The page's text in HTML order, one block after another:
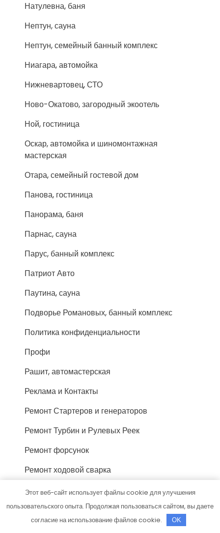
Натулевна, баня
Нептун, сауна
Нептун, семейный банный комплекс
Ниагара, автомойка
Нижневартовец, СТО
Ново-Окатово, загородный экоотель
Ной, гостиница
Оскар, автомойка и шиномонтажная
мастерская
Отара, семейный гостевой дом
Панова, гостиница
Панорама, баня
Парнас, сауна
Парус, банный комплекс
Патриот Авто
Паутина, сауна
Подворье Романовых, банный комплекс
Политика конфиденциальности
Профи
Рашит, автомастерская
Реклама и Контакты
Ремонт Стартеров и генераторов
Ремонт Турбин и Рулевых Реек
Ремонт форсунок
Ремонт ходовой сварка
РЕСервис
Русская Банька
Этот веб-сайт использует файлы cookie для улучшения
пользовательского опыта. Продолжая пользоваться сайтом, вы даете
согласие на использование файлов cookie.
OK